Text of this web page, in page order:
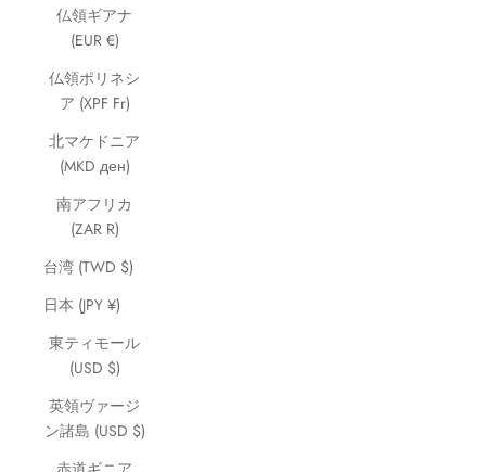
仏領ギアナ
(EUR €)
仏領ポリネシ
ア (XPF Fr)
北マケドニア
(MKD ден)
南アフリカ
(ZAR R)
台湾 (TWD $)
日本 (JPY ¥)
東ティモール
(USD $)
英領ヴァージ
ン諸島 (USD $)